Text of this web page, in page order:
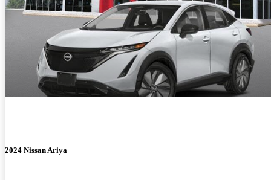
2024 Nissan Ariya